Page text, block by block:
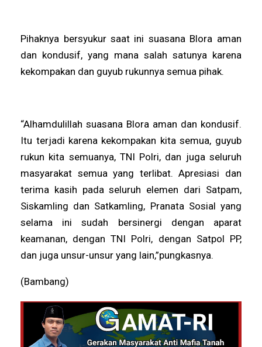
Pihaknya bersyukur saat ini suasana Blora aman
dan kondusif, yang mana salah satunya karena
kekompakan dan guyub rukunnya semua pihak.
“Alhamdulillah suasana Blora aman dan kondusif.
Itu terjadi karena kekompakan kita semua, guyub
rukun kita semuanya, TNI Polri, dan juga seluruh
masyarakat semua yang terlibat. Apresiasi dan
terima kasih pada seluruh elemen dari Satpam,
Siskamling dan Satkamling, Pranata Sosial yang
selama ini sudah bersinergi dengan aparat
keamanan, dengan TNI Polri, dengan Satpol PP,
dan juga unsur-unsur yang lain,”pungkasnya.
(Bambang)